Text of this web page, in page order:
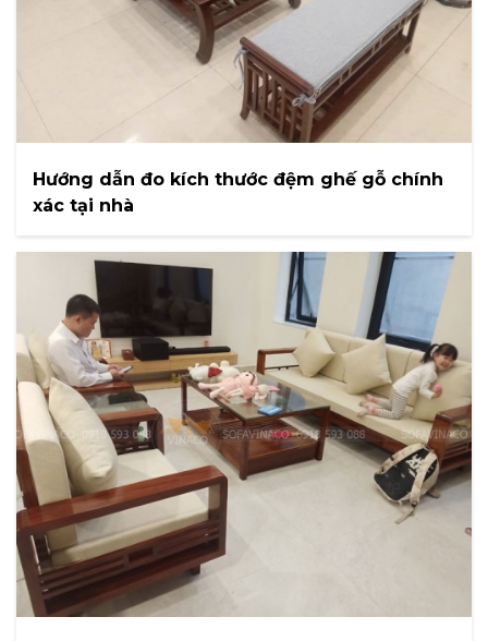
Hướng dẫn đo kích thước đệm ghế gỗ chính
xác tại nhà